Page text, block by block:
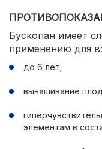
Бускопан имеет
применению для
до 6 лет;
вынашивание
элементам в